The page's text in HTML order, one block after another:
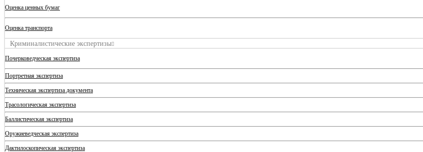
Оценка ценных бумаг
Оценка транспорта
Криминалистические экспертизы
Почерковедческая экспертиза
Портретная экспертиза
Техническая экспертиза документа
Трасологическая экспертиза
Баллистическая экспертиза
Оружиеведческая экспертиза
Дактилоскопическая экспертиза